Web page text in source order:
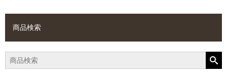
商品検索